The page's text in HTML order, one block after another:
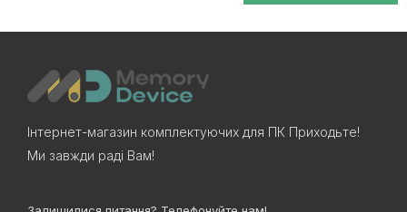
Інтернет-магазин комплектуючих для ПК Приходьте!
Ми завжди раді Вам!